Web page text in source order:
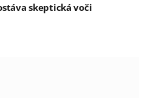
skeptická voči